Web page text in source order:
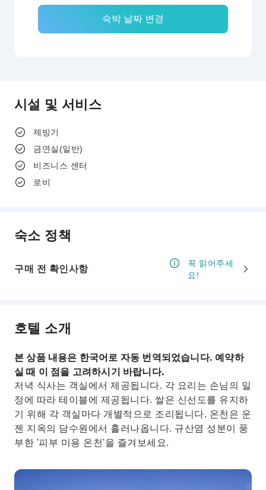
숙박 날짜 변경
시설 및 서비스
제빙기
금연실(일반)
비즈니스 센터
로비
숙소 정책
구매 전 확인사항
꼭 읽어주세
요!
호텔 소개
본 상품 내용은 한국어로 자동 번역되었습니다. 예약하
실 때 이 점을 고려하시기 바랍니다.
저녁 식사는 객실에서 제공됩니다. 각 요리는 손님의 일
정에 따라 테이블에 제공됩니다. 쌀은 신선도를 유지하
기 위해 각 객실마다 개별적으로 조리됩니다. 온천은 운
젠 지옥의 담수원에서 흘러나옵니다. 규산염 성분이 풍
부한 '피부 미용 온천'을 즐겨보세요.